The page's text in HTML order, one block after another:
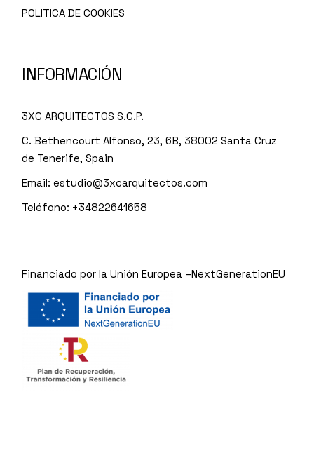
POLITICA DE COOKIES
INFORMACIÓN
3XC ARQUITECTOS S.C.P.
C. Bethencourt Alfonso, 23, 6B, 38002 Santa Cruz
de Tenerife, Spain
Email:estudio@3xcarquitectos.com
Teléfono: +34822641658
Financiado por la Unión Europea –NextGenerationEU